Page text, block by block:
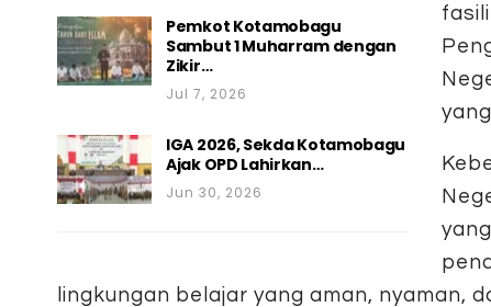
Pemkot Kotamobagu
Sambut 1 Muharram dengan
Zikir…
Jul 7, 2026
IGA 2026, Sekda Kotamobagu
Ajak OPD Lahirkan…
Jun 30, 2026
lingkungan belajar yang aman, nyaman,